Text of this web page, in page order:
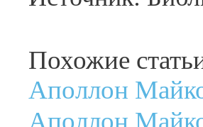
Похожие
Аполлон
Аполлон